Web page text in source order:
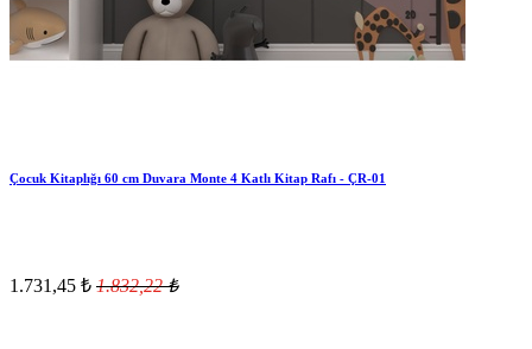
Çocuk Kitaplığı 60 cm Duvara Monte 4 Katlı Kitap Rafı - ÇR-01
1.731,45 ₺ 1.832,22₺